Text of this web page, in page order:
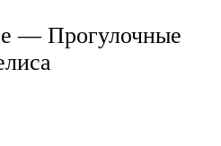
— Прогулочные